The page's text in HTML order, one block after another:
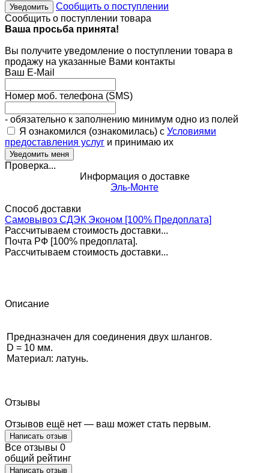
Уведомить
Сообщить о поступлении
Сообщить о поступлении товара
Ваша просьба принята!
Вы получите уведомление о поступлении товара в
продажу на указанные Вами контакты
Ваш E-Mail
Номер моб. телефона (SMS)
- обязательно к заполнению минимум одно из полей
Я ознакомился (ознакомилась) с Условиями
предоставления услуг и принимаю их
Проверка...
Информация о доставке
Эль-Монте
Способ доставки
Самовывоз СДЭК Эконом [100% Предоплата]
Рассчитываем стоимость доставки...
Почта РФ [100% предоплата].
Рассчитываем стоимость доставки...
Описание
Предназначен для соединения двух шлангов.
D = 10 мм.
Материал: латунь.
Отзывы
Отзывов ещё нет — ваш может стать первым.
Написать отзыв
Все отзывы 0
общий рейтинг
Написать отзыв